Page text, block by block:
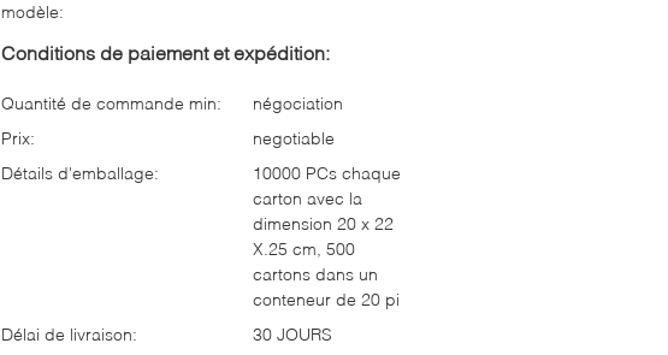
modèle:
Conditions de paiement et expédition:
Quantité de commande min:
négociation
Prix:
negotiable
Détails d'emballage:
10000 PCs chaque
carton avec la
dimension 20 x 22
X.25 cm, 500
cartons dans un
conteneur de 20 pi
Délai de livraison:
30 JOURS